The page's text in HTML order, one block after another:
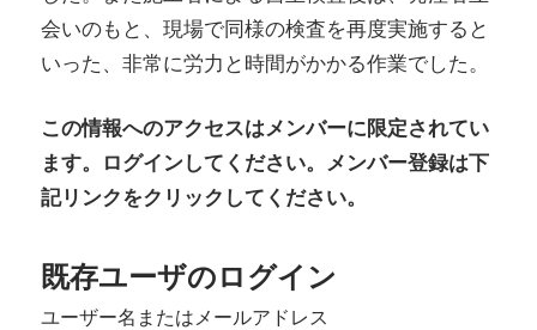
会いのもと、現場で同様の検査を再度実施すると
いった、非常に労力と時間がかかる作業でした。
この情報へのアクセスはメンバーに限定されてい
ます。ログインしてください。メンバー登録は下
記リンクをクリックしてください。
既存ユーザのログイン
ユーザー名またはメールアドレス